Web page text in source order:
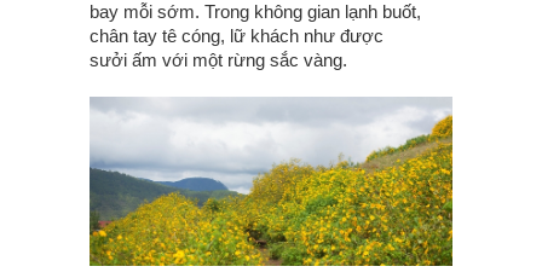
bay mỗi sớm. Trong không gian lạnh buốt,
chân tay tê cóng, lữ khách như được
sưởi ấm với một rừng sắc vàng.